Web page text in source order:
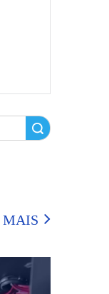
MAIS